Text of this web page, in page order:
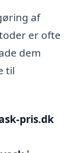
af
er ofte
dem
til
pris.dk